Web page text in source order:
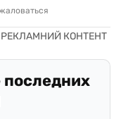
последних